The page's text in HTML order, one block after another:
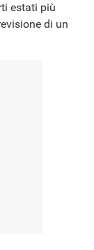
estati più
di un